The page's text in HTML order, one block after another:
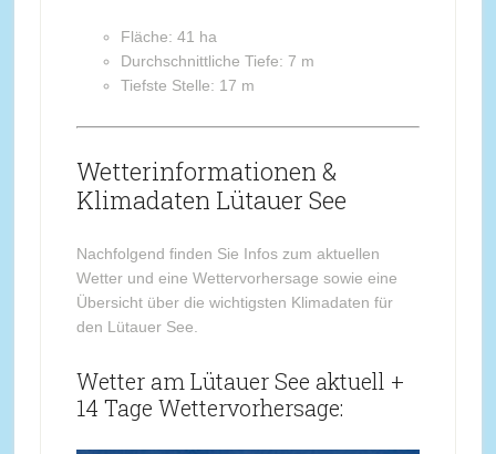
Fläche: 41 ha
Durchschnittliche Tiefe: 7 m
Tiefste Stelle: 17 m
Wetterinformationen &
Klimadaten Lütauer See
Nachfolgend finden Sie Infos zum aktuellen
Wetter und eine Wettervorhersage sowie eine
Übersicht über die wichtigsten Klimadaten für
den Lütauer See.
Wetter am Lütauer See aktuell +
14 Tage Wettervorhersage: